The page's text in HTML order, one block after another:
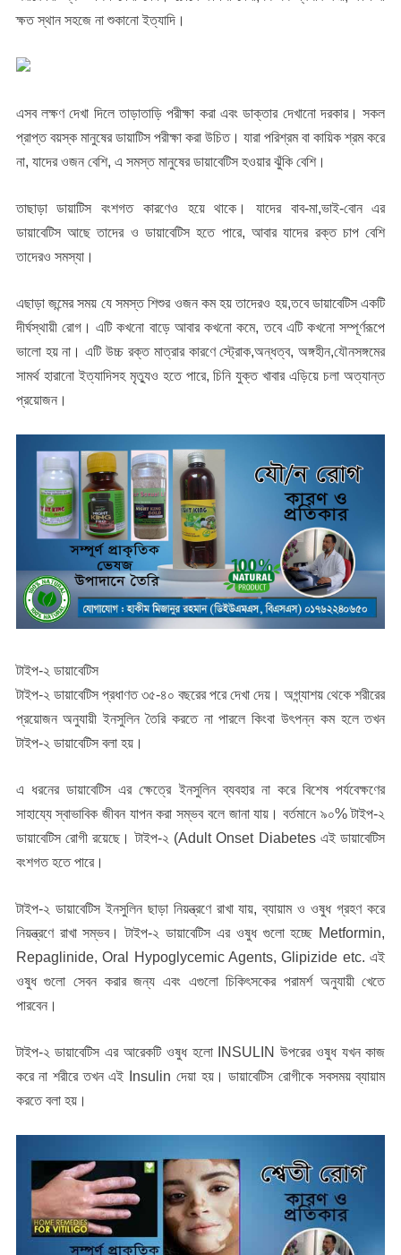
ক্ষত স্থান সহজে না শুকানো ইত্যাদি।
এসব লক্ষণ দেখা দিলে তাড়াতাড়ি পরীক্ষা করা এবং ডাক্তার দেখানো দরকার। সকল
প্রাপ্ত বয়স্ক মানুষের ডায়াটিস পরীক্ষা করা উচিত। যারা পরিশ্রম বা কায়িক শ্রম করে
না, যাদের ওজন বেশি, এ সমস্ত মানুষের ডায়াবেটিস হওয়ার ঝুঁকি বেশি।
তাছাড়া ডায়াটিস বংশগত কারণেও হয়ে থাকে। যাদের বাব-মা,ভাই-বোন এর
ডায়াবেটিস আছে তাদের ও ডায়াবেটিস হতে পারে, আবার যাদের রক্ত চাপ বেশি
তাদেরও সমস্যা।
এছাড়া জন্মের সময় যে সমস্ত শিশুর ওজন কম হয় তাদেরও হয়,তবে ডায়াবেটিস একটি
দীর্ঘস্থায়ী রোগ। এটি কখনো বাড়ে আবার কখনো কমে, তবে এটি কখনো সম্পূর্ণরূপে
ভালো হয় না। এটি উচ্চ রক্ত মাত্রার কারণে স্ট্রোক,অন্ধত্ব, অঙ্গহীন,যৌনসঙ্গমের
সামর্থ হারানো ইত্যাদিসহ মৃত্যুও হতে পারে, চিনি যুক্ত খাবার এড়িয়ে চলা অত্যান্ত
প্রয়োজন।
টাইপ-২ ডায়াবেটিস
টাইপ-২ ডায়াবেটিস প্রধাণত ৩৫-৪০ বছরের পরে দেখা দেয়। অগ্ন্যাশয় থেকে শরীরের
প্রয়োজন অনুযায়ী ইনসুলিন তৈরি করতে না পারলে কিংবা উৎপন্ন কম হলে তখন
টাইপ-২ ডায়াবেটিস বলা হয়।
এ ধরনের ডায়াবেটিস এর ক্ষেত্রে ইনসুলিন ব্যবহার না করে বিশেষ পর্যবেক্ষণের
সাহায্যে স্বাভাবিক জীবন যাপন করা সম্ভব বলে জানা যায়। বর্তমানে ৯০% টাইপ-২
ডায়াবেটিস রোগী রয়েছে। টাইপ-২ (Adult Onset Diabetes এই ডায়াবেটিস
বংশগত হতে পারে।
টাইপ-২ ডায়াবেটিস ইনসুলিন ছাড়া নিয়ন্ত্রণে রাখা যায়, ব্যায়াম ও ওষুধ গ্রহণ করে
নিয়ন্ত্রণে রাখা সম্ভব। টাইপ-২ ডায়াবেটিস এর ওষুধ গুলো হচ্ছে Metformin,
Repaglinide, Oral Hypoglycemic Agents, Glipizide etc. এই
ওষুধ গুলো সেবন করার জন্য এবং এগুলো চিকিৎসকের পরামর্শ অনুযায়ী খেতে
পারবেন।
টাইপ-২ ডায়াবেটিস এর আরেকটি ওষুধ হলো INSULIN উপরের ওষুধ যখন কাজ
করে না শরীরে তখন এই Insulin দেয়া হয়। ডায়াবেটিস রোগীকে সবসময় ব্যায়াম
করতে বলা হয়।